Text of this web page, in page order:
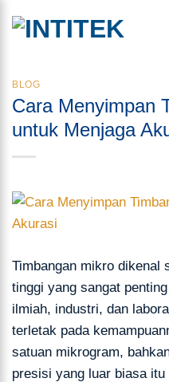
BLOG
Cara Menyimpan
untuk Menjaga
Timbangan mikro dikenal
tinggi yang sangat
ilmiah, industri, dan
terletak pada
satuan mikrogram,
presisi yang luar biasa